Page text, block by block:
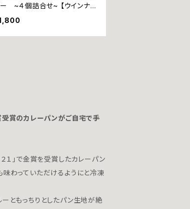
ー ~４個詰合せ~ 【ウインナー
個、瀬戸内レモン香るチーズｘ
個、じゃこ天ｘ１個、甘とろ豚ｘ１
賞のカレーパンがご自宅で手
１」で金賞を受賞したカレーパン
わっていただけるようにと冷凍
ともっちりとしたパン生地が絶